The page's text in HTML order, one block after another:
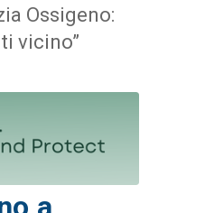
Ossigeno:
vicino”